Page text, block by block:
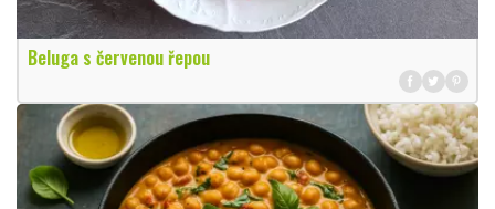
Beluga s červenou řepou